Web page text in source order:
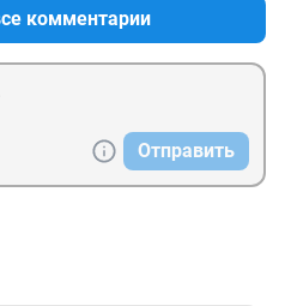
ЛОР-у на прием, прошел
ПЛЮНУЛ и пошел в
выносить
втирает, что у нас
если почти все так или
и знают, что это такое?
комментарии
Отправить